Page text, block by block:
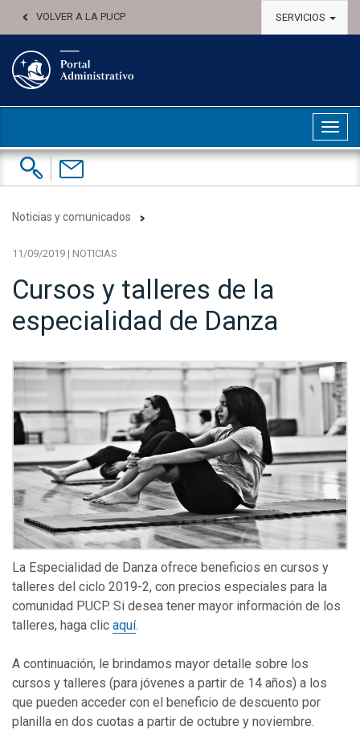
VOLVER A LA PUCP SERVICIOS
Buscar:
Contáctenos
Noticias y comunicados
11/09/2019 | NOTICIAS
Cursos y talleres de la
especialidad de Danza
La Especialidad de Danza ofrece beneficios en cursos y
talleres del ciclo 2019-2, con precios especiales para la
comunidad PUCP. Si desea tener mayor información de los
talleres, haga clic aquí.
A continuación, le brindamos mayor detalle sobre los
cursos y talleres (para jóvenes a partir de 14 años) a los
que pueden acceder con el beneficio de descuento por
planilla en dos cuotas a partir de octubre y noviembre.